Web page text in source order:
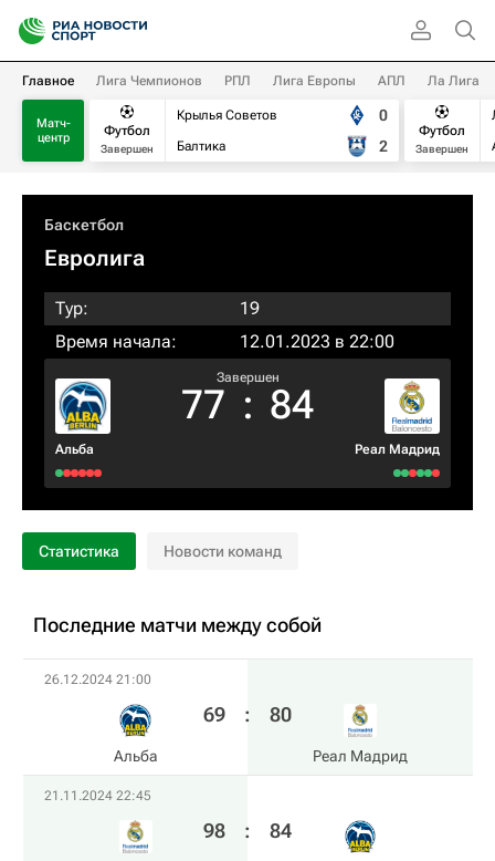
Главное Лига Чемпионов РПЛ Лига Европы АПЛ Ла Лига
Матч-
центр
Футбол
Завершен
Крылья Советов
Балтика
0
2
Футбол
Завершен
Баскетбол
Евролига
Тур:
19
Время начала:
12.01.2023 в 22:00
Альба
Завершен
77 : 84
Реал Мадрид
Статистика Новости команд
Последние матчи между собой
26.12.2024 21:00
Альба
69 : 80
Реал Мадрид
21.11.2024 22:45
98 : 84